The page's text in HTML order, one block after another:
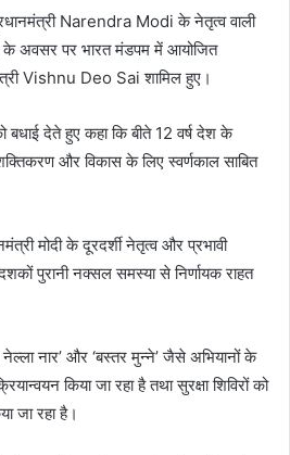
Narendra Modi के नेतृत्व वाली
के अवसर पर भारत मंडपम में आयोजित
Vishnu Deo Sai शामिल हुए।
बधाई देते हुए कहा कि बीते 12 वर्ष देश के
और विकास के लिए स्वर्णकाल साबित
मोदी के दूरदर्शी नेतृत्व और प्रभावी
पुरानी नक्सल समस्या से निर्णायक राहत
नेल्ला नार’ और ‘बस्तर मुन्ने’ जैसे अभियानों के
किया जा रहा है तथा सुरक्षा शिविरों को
जा रहा है।